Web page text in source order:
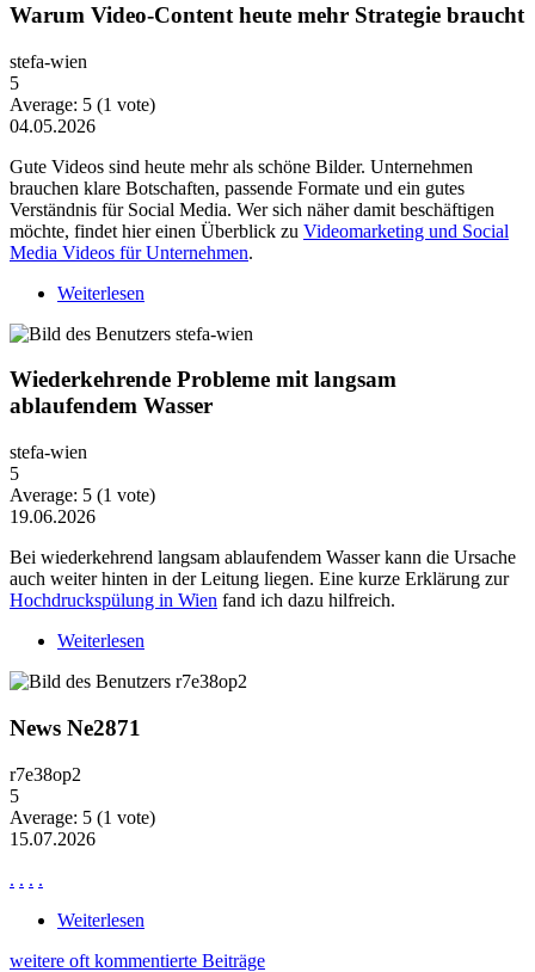
Warum Video-Content heute mehr Strategie braucht
stefa-wien
5
Average: 5 (1 vote)
04.05.2026
Gute Videos sind heute mehr als schöne Bilder. Unternehmen
brauchen klare Botschaften, passende Formate und ein gutes
Verständnis für Social Media. Wer sich näher damit beschäftigen
möchte, findet hier einen Überblick zu Videomarketing und Social
Media Videos für Unternehmen.
Weiterlesen
Wiederkehrende Probleme mit langsam
ablaufendem Wasser
stefa-wien
5
Average: 5 (1 vote)
19.06.2026
Bei wiederkehrend langsam ablaufendem Wasser kann die Ursache
auch weiter hinten in der Leitung liegen. Eine kurze Erklärung zur
Hochdruckspülung in Wien fand ich dazu hilfreich.
Weiterlesen
News Ne2871
r7e38op2
5
Average: 5 (1 vote)
15.07.2026
. . . .
Weiterlesen
weitere oft kommentierte Beiträge